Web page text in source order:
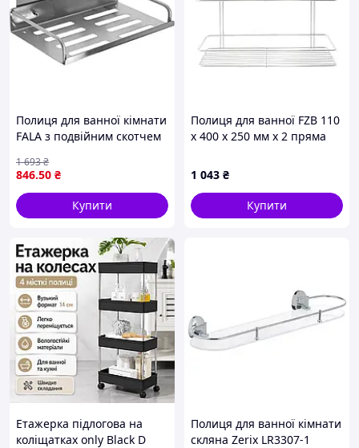
Полиця для ванної кімнати
FALA з подвійним скотчем
для зручного зберігання
846.50 ₴
1 693₴
Купити
Полиця для ванної FZB 110
x 400 x 250 мм x 2 пряма
1 043 ₴
Купити
Етажерка підлогова на
коліщатках only Black D
Полиця для ванної кімнати
скляна Zerix LR3307-1